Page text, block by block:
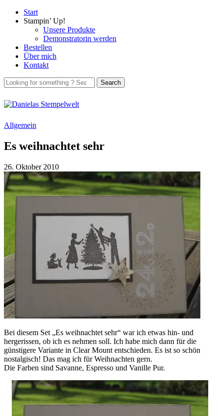
Start
Stampin’ Up!
Unsere Produkte
Demonstratorin werden
Bestellen
Über mich
Kontakt
Allgemein
Es weihnachtet sehr
26. Oktober 2010
Bei diesem Set „Es weihnachtet sehr“ war ich etwas hin- und
hergerissen, ob ich es nehmen soll. Ich habe mich dann für die
günstigere Variante in Clear Mount entschieden. Es ist so schön
nostalgisch! Das mag ich für Weihnachten gern.
Die Farben sind Savanne, Espresso und Vanille Pur.